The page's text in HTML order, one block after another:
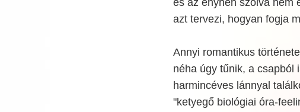
és az enyhén szólva nem
azt tervezi, hogyan fogja
Annyi romantikus
néha úgy tűnik, a csapból
harmincéves lánnyal
"ketyegő biológiai óra-